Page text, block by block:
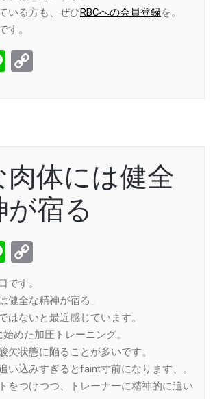
いる方も、ぜひRBCへの会員登録を。
す。
Line
肉体には健全
が宿る
Line
です。
健全な精神が宿る」
はないと最近感じています。
めた加圧トレーニング。
欠状態に陥ることが多いです。
い込みすぎるとfaint寸前になります、。
をつけつつ、トレーナーに精神的に追い